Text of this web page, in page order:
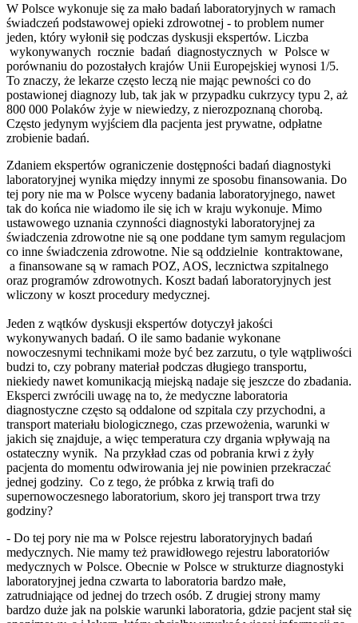
W Polsce wykonuje się za mało badań laboratoryjnych w ramach
świadczeń podstawowej opieki zdrowotnej - to problem numer
jeden, który wyłonił się podczas dyskusji ekspertów. Liczba
wykonywanych rocznie badań diagnostycznych w Polsce w
porównaniu do pozostałych krajów Unii Europejskiej wynosi 1/5.
To znaczy, że lekarze często leczą nie mając pewności co do
postawionej diagnozy lub, tak jak w przypadku cukrzycy typu 2, aż
800 000 Polaków żyje w niewiedzy, z nierozpoznaną chorobą.
Często jedynym wyjściem dla pacjenta jest prywatne, odpłatne
zrobienie badań.
Zdaniem ekspertów ograniczenie dostępności badań diagnostyki
laboratoryjnej wynika między innymi ze sposobu finansowania. Do
tej pory nie ma w Polsce wyceny badania laboratoryjnego, nawet
tak do końca nie wiadomo ile się ich w kraju wykonuje. Mimo
ustawowego uznania czynności diagnostyki laboratoryjnej za
świadczenia zdrowotne nie są one poddane tym samym regulacjom
co inne świadczenia zdrowotne. Nie są oddzielnie kontraktowane,
a finansowane są w ramach POZ, AOS, lecznictwa szpitalnego
oraz programów zdrowotnych. Koszt badań laboratoryjnych jest
wliczony w koszt procedury medycznej.
Jeden z wątków dyskusji ekspertów dotyczył jakości
wykonywanych badań. O ile samo badanie wykonane
nowoczesnymi technikami może być bez zarzutu, o tyle wątpliwości
budzi to, czy pobrany materiał podczas długiego transportu,
niekiedy nawet komunikacją miejską nadaje się jeszcze do zbadania.
Eksperci zwrócili uwagę na to, że medyczne laboratoria
diagnostyczne często są oddalone od szpitala czy przychodni, a
transport materiału biologicznego, czas przewożenia, warunki w
jakich się znajduje, a więc temperatura czy drgania wpływają na
ostateczny wynik. Na przykład czas od pobrania krwi z żyły
pacjenta do momentu odwirowania jej nie powinien przekraczać
jednej godziny. Co z tego, że próbka z krwią trafi do
supernowoczesnego laboratorium, skoro jej transport trwa trzy
godziny?
- Do tej pory nie ma w Polsce rejestru laboratoryjnych badań
medycznych. Nie mamy też prawidłowego rejestru laboratoriów
medycznych w Polsce. Obecnie w Polsce w strukturze diagnostyki
laboratoryjnej jedna czwarta to laboratoria bardzo małe,
zatrudniające od jednej do trzech osób. Z drugiej strony mamy
bardzo duże jak na polskie warunki laboratoria, gdzie pacjent stał się